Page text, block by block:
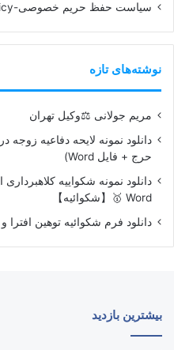
سیاست حفظ حریم خصوصی-privacy policy
نوشته‌های تازه
مریم جولانی ⚖️وکیل تهران
دانلود نمونه لایحه دفاعیه
حرج + فایل Word)
دانلود نمونه شکواییه
Word 🥇【شکوائیه】
دانلود فرم شکوائیه توهین افترا
بیشترین بازدید